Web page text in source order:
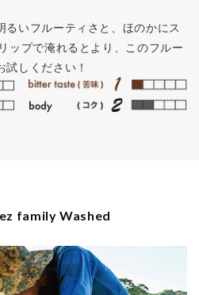
るいフルーティさと、ほのかにス
ップで淹れるとより、このフルー
しください！
family Washed